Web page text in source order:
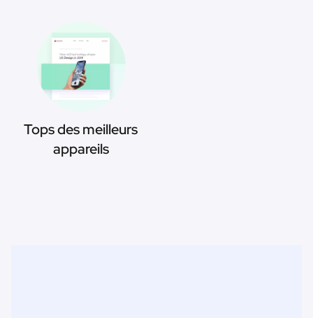
Tops des meilleurs
appareils